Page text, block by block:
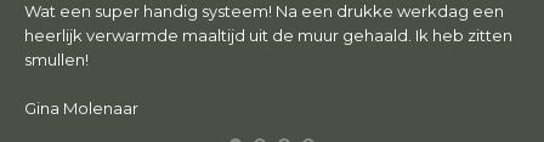
Wat een super handig systeem! Na een drukke werkdag een
heerlijk verwarmde maaltijd uit de muur gehaald. Ik heb zitten
smullen!
Gina Molenaar